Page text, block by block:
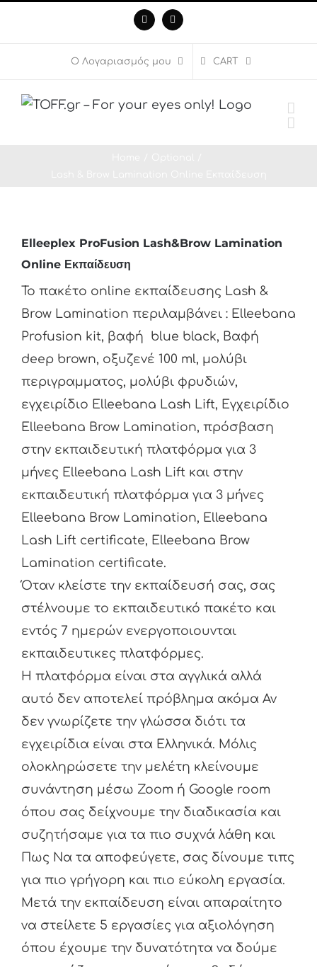
FacebookInstagram
Ο Λογαριασμός μου CART
Elleeplex ProFusion Lash&Brow Lamination
Online Εκπαίδευση
Το πακέτο online εκπαίδευσης Lash &
Brow Lamination περιλαμβάνει : Elleebana
Profusion kit, βαφή blue black, Βαφή
deep brown, οξυζενέ 100 ml, μολύβι
περιγραμματος, μολύβι φρυδιών,
εγχειρίδιο Elleebana Lash Lift, Εγχειρίδιο
Elleebana Brow Lamination, πρόσβαση
στην εκπαιδευτική πλατφόρμα για 3
μήνες Elleebana Lash Lift και στην
εκπαιδευτική πλατφόρμα για 3 μήνες
Elleebana Brow Lamination, Elleebana
Lash Lift certificate, Elleebana Brow
Lamination certificate.
Όταν κλείστε την εκπαίδευσή σας, σας
στέλνουμε το εκπαιδευτικό πακέτο και
εντός 7 ημερών ενεργοποιουνται
εκπαιδευτικες πλατφόρμες.
Η πλατφόρμα είναι στα αγγλικά αλλά
αυτό δεν αποτελεί πρόβλημα ακόμα Αν
δεν γνωρίζετε την γλώσσα διότι τα
εγχειρίδια είναι στα Ελληνικά. Μόλις
ολοκληρώσετε την μελέτη κλείνουμε
συνάντηση μέσω Zoom ή Google room
όπου σας δείχνουμε την διαδικασία και
συζητήσαμε για τα πιο συχνά λάθη και
Πως Να τα αποφεύγετε, σας δίνουμε τιπς
για πιο γρήγορη και πιο εύκολη εργασία.
Μετά την εκπαίδευση είναι απαραίτητο
να στείλετε 5 εργασίες για αξιολόγηση
όπου έχουμε την δυνατότητα να δούμε